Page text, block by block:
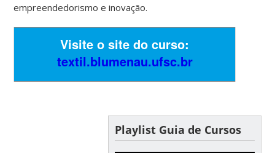
empreendedorismo e inovação.
Visite o site do curso:
textil.blumenau.ufsc.br
Playlist Guia de Cursos